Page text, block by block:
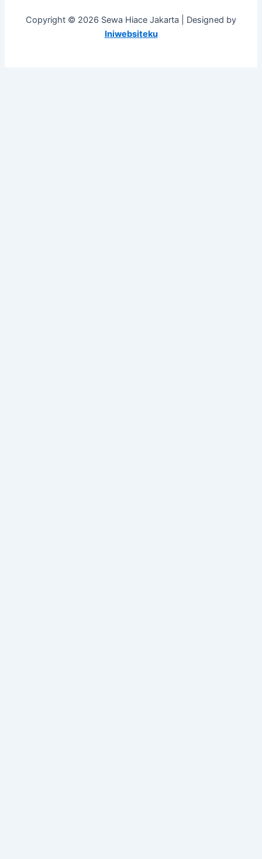
Copyright © 2026 Sewa Hiace Jakarta | Designed by
Iniwebsiteku